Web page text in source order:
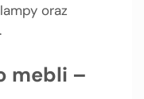
oraz
mebli –